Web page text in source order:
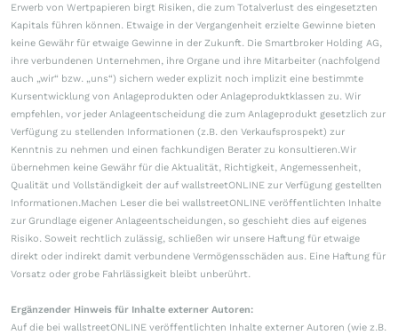
Erwerb von Wertpapieren birgt Risiken, die zum Totalverlust des eingesetzten
Kapitals führen können. Etwaige in der Vergangenheit erzielte Gewinne bieten
keine Gewähr für etwaige Gewinne in der Zukunft. Die Smartbroker Holding AG,
ihre verbundenen Unternehmen, ihre Organe und ihre Mitarbeiter (nachfolgend
auch „wir“ bzw. „uns“) sichern weder explizit noch implizit eine bestimmte
Kursentwicklung von Anlageprodukten oder Anlageproduktklassen zu. Wir
empfehlen, vor jeder Anlageentscheidung die zum Anlageprodukt gesetzlich zur
Verfügung zu stellenden Informationen (z.B. den Verkaufsprospekt) zur
Kenntnis zu nehmen und einen fachkundigen Berater zu konsultieren.Wir
übernehmen keine Gewähr für die Aktualität, Richtigkeit, Angemessenheit,
Qualität und Vollständigkeit der auf wallstreetONLINE zur Verfügung gestellten
Informationen.Machen Leser die bei wallstreetONLINE veröffentlichten Inhalte
zur Grundlage eigener Anlageentscheidungen, so geschieht dies auf eigenes
Risiko. Soweit rechtlich zulässig, schließen wir unsere Haftung für etwaige
direkt oder indirekt damit verbundene Vermögensschäden aus. Eine Haftung für
Vorsatz oder grobe Fahrlässigkeit bleibt unberührt.
Ergänzender Hinweis für Inhalte externer Autoren:
Auf die bei wallstreetONLINE veröffentlichten Inhalte externer Autoren (wie z.B.